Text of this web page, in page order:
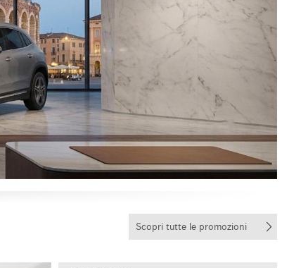
Scopri tutte le promozioni